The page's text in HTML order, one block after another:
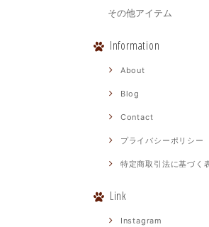
その他アイテム
Information
About
Blog
Contact
プライバシーポリシー
特定商取引法に基づく
Link
Instagram